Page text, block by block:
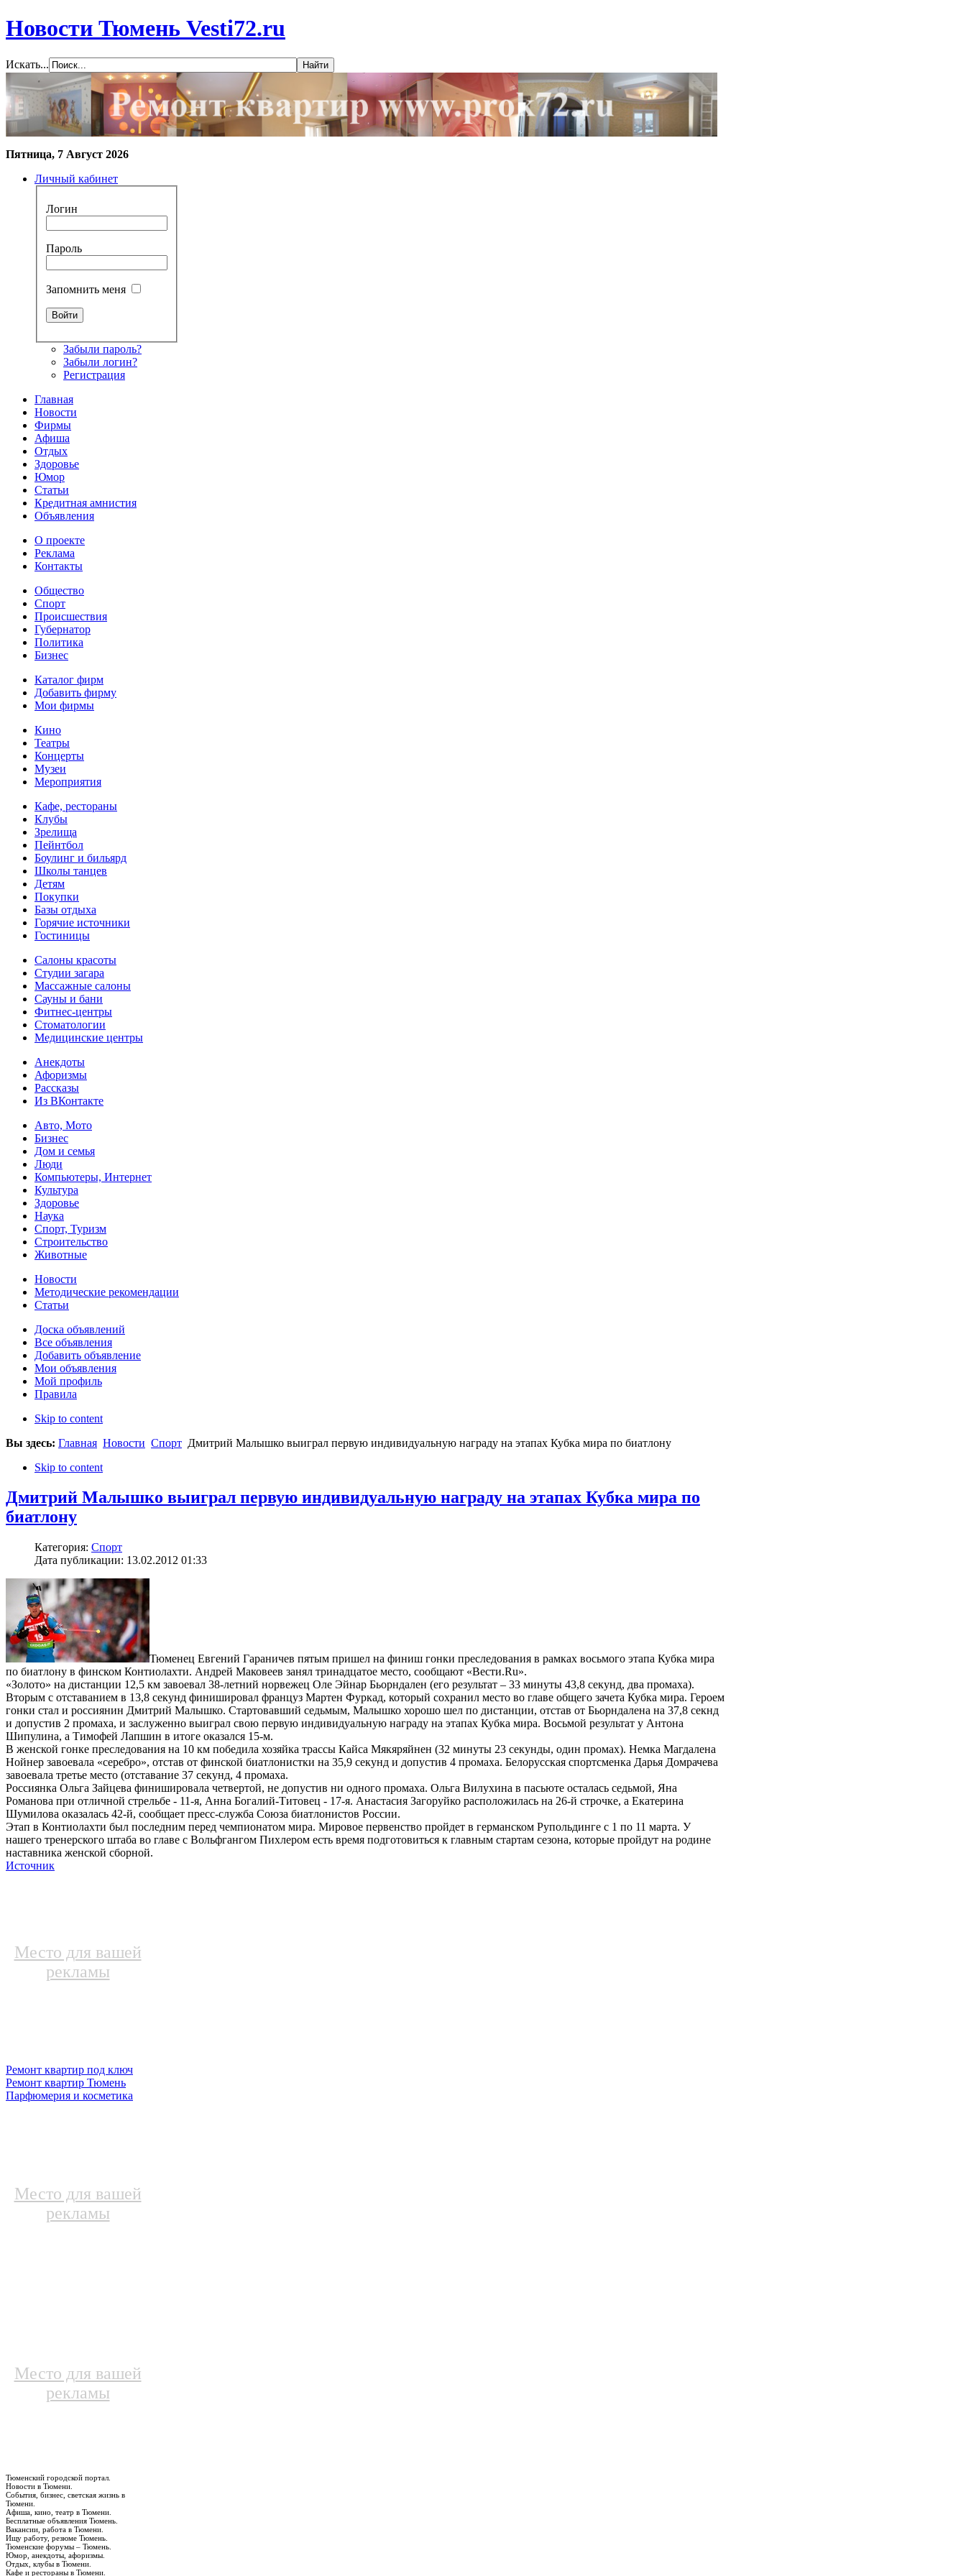
Новости Тюмень Vesti72.ru
Искать...
Пятница, 7 Август 2026
Личный кабинет
Логин
Пароль
Запомнить меня
Забыли пароль?
Забыли логин?
Регистрация
Главная
Новости
Фирмы
Афиша
Отдых
Здоровье
Юмор
Статьи
Кредитная амнистия
Объявления
О проекте
Реклама
Контакты
Общество
Спорт
Происшествия
Губернатор
Политика
Бизнес
Каталог фирм
Добавить фирму
Мои фирмы
Кино
Театры
Концерты
Музеи
Мероприятия
Кафе, рестораны
Клубы
Зрелища
Пейнтбол
Боулинг и бильярд
Школы танцев
Детям
Покупки
Базы отдыха
Горячие источники
Гостиницы
Салоны красоты
Студии загара
Массажные салоны
Сауны и бани
Фитнес-центры
Стоматологии
Медицинские центры
Анекдоты
Афоризмы
Рассказы
Из ВКонтакте
Авто, Мото
Бизнес
Дом и семья
Люди
Компьютеры, Интернет
Культура
Здоровье
Наука
Спорт, Туризм
Строительство
Животные
Новости
Методические рекомендации
Статьи
Доска объявлений
Все объявления
Добавить объявление
Мои объявления
Мой профиль
Правила
Skip to content
Вы здесь: Главная Новости Спорт Дмитрий Малышко выиграл первую индивидуальную награду на этапах Кубка мира по биатлону
Skip to content
Дмитрий Малышко выиграл первую индивидуальную награду на этапах Кубка мира по
биатлону
Категория: Спорт
Дата публикации: 13.02.2012 01:33
Тюменец Евгений Гараничев пятым пришел на финиш гонки преследования в рамках восьмого этапа Кубка мира
по биатлону в финском Контиолахти. Андрей Маковеев занял тринадцатое место, сообщают «Вести.Ru».
«Золото» на дистанции 12,5 км завоевал 38-летний норвежец Оле Эйнар Бьорндален (его результат – 33 минуты 43,8 секунд, два промаха).
Вторым с отставанием в 13,8 секунд финишировал француз Мартен Фуркад, который сохранил место во главе общего зачета Кубка мира. Героем
гонки стал и россиянин Дмитрий Малышко. Стартовавший седьмым, Малышко хорошо шел по дистанции, отстав от Бьорндалена на 37,8 секнд
и допустив 2 промаха, и заслуженно выиграл свою первую индивидуальную награду на этапах Кубка мира. Восьмой результат у Антона
Шипулина, а Тимофей Лапшин в итоге оказался 15-м.
В женской гонке преследования на 10 км победила хозяйка трассы Кайса Мякяряйнен (32 минуты 23 секунды, один промах). Немка Магдалена
Нойнер завоевала «серебро», отстав от финской биатлонистки на 35,9 секунд и допустив 4 промаха. Белорусская спортсменка Дарья Домрачева
завоевала третье место (отставание 37 секунд, 4 промаха.
Россиянка Ольга Зайцева финишировала четвертой, не допустив ни одного промаха. Ольга Вилухина в пасьюте осталась седьмой, Яна
Романова при отличной стрельбе - 11-я, Анна Богалий-Титовец - 17-я. Анастасия Загоруйко расположилась на 26-й строчке, а Екатерина
Шумилова оказалась 42-й, сообщает пресс-служба Союза биатлонистов России.
Этап в Контиолахти был последним перед чемпионатом мира. Мировое первенство пройдет в германском Рупольдинге с 1 по 11 марта. У
нашего тренерского штаба во главе с Вольфгангом Пихлером есть время подготовиться к главным стартам сезона, которые пройдут на родине
наставника женской сборной.
Источник
Место для вашей
рекламы
Ремонт квартир под ключ
Ремонт квартир Тюмень
Парфюмерия и косметика
Место для вашей
рекламы
Место для вашей
рекламы
Тюменский городской портал.
Новости в Тюмени.
События, бизнес, светская жизнь в
Тюмени.
Афиша, кино, театр в Тюмени.
Бесплатные объявления Тюмень.
Вакансии, работа в Тюмени.
Ищу работу, резюме Тюмень.
Тюменские форумы – Тюмень.
Юмор, анекдоты, афоризмы.
Отдых, клубы в Тюмени.
Кафе и рестораны в Тюмени.